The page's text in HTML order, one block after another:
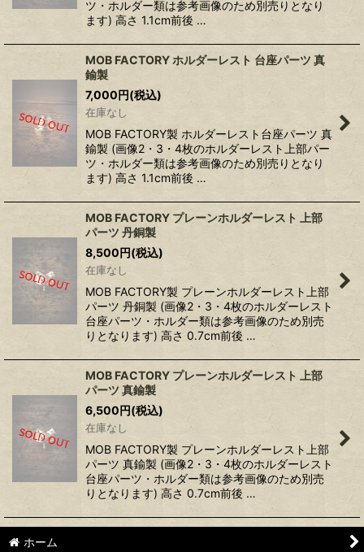
ツ・ホルダー類は参考画像のため別売りとなり
ます) 高さ 1.1cm前後 …
MOB FACTORY ホルダーレスト 台座パーツ 真
鍮製
7,000円(税込)
在庫なし
MOB FACTORY製 ホルダーレスト台座パーツ 真
鍮製 (画像2・3・4枚のホルダーレスト上部パー
ツ・ホルダー類は参考画像のため別売りとなり
ます) 高さ 1.1cm前後 …
MOB FACTORY プレーンホルダーレスト 上部
パーツ 丹銅製
8,500円(税込)
在庫なし
MOB FACTORY製 プレーンホルダーレスト上部
パーツ 丹銅製 (画像2・3・4枚のホルダーレスト
台座パーツ・ホルダー類は参考画像のため別売
りとなります) 高さ 0.7cm前後 …
MOB FACTORY プレーンホルダーレスト 上部
パーツ 真鍮製
6,500円(税込)
在庫なし
MOB FACTORY製 プレーンホルダーレスト上部
パーツ 真鍮製 (画像2・3・4枚のホルダーレスト
台座パーツ・ホルダー類は参考画像のため別売
りとなります) 高さ 0.7cm前後 …
ホーム